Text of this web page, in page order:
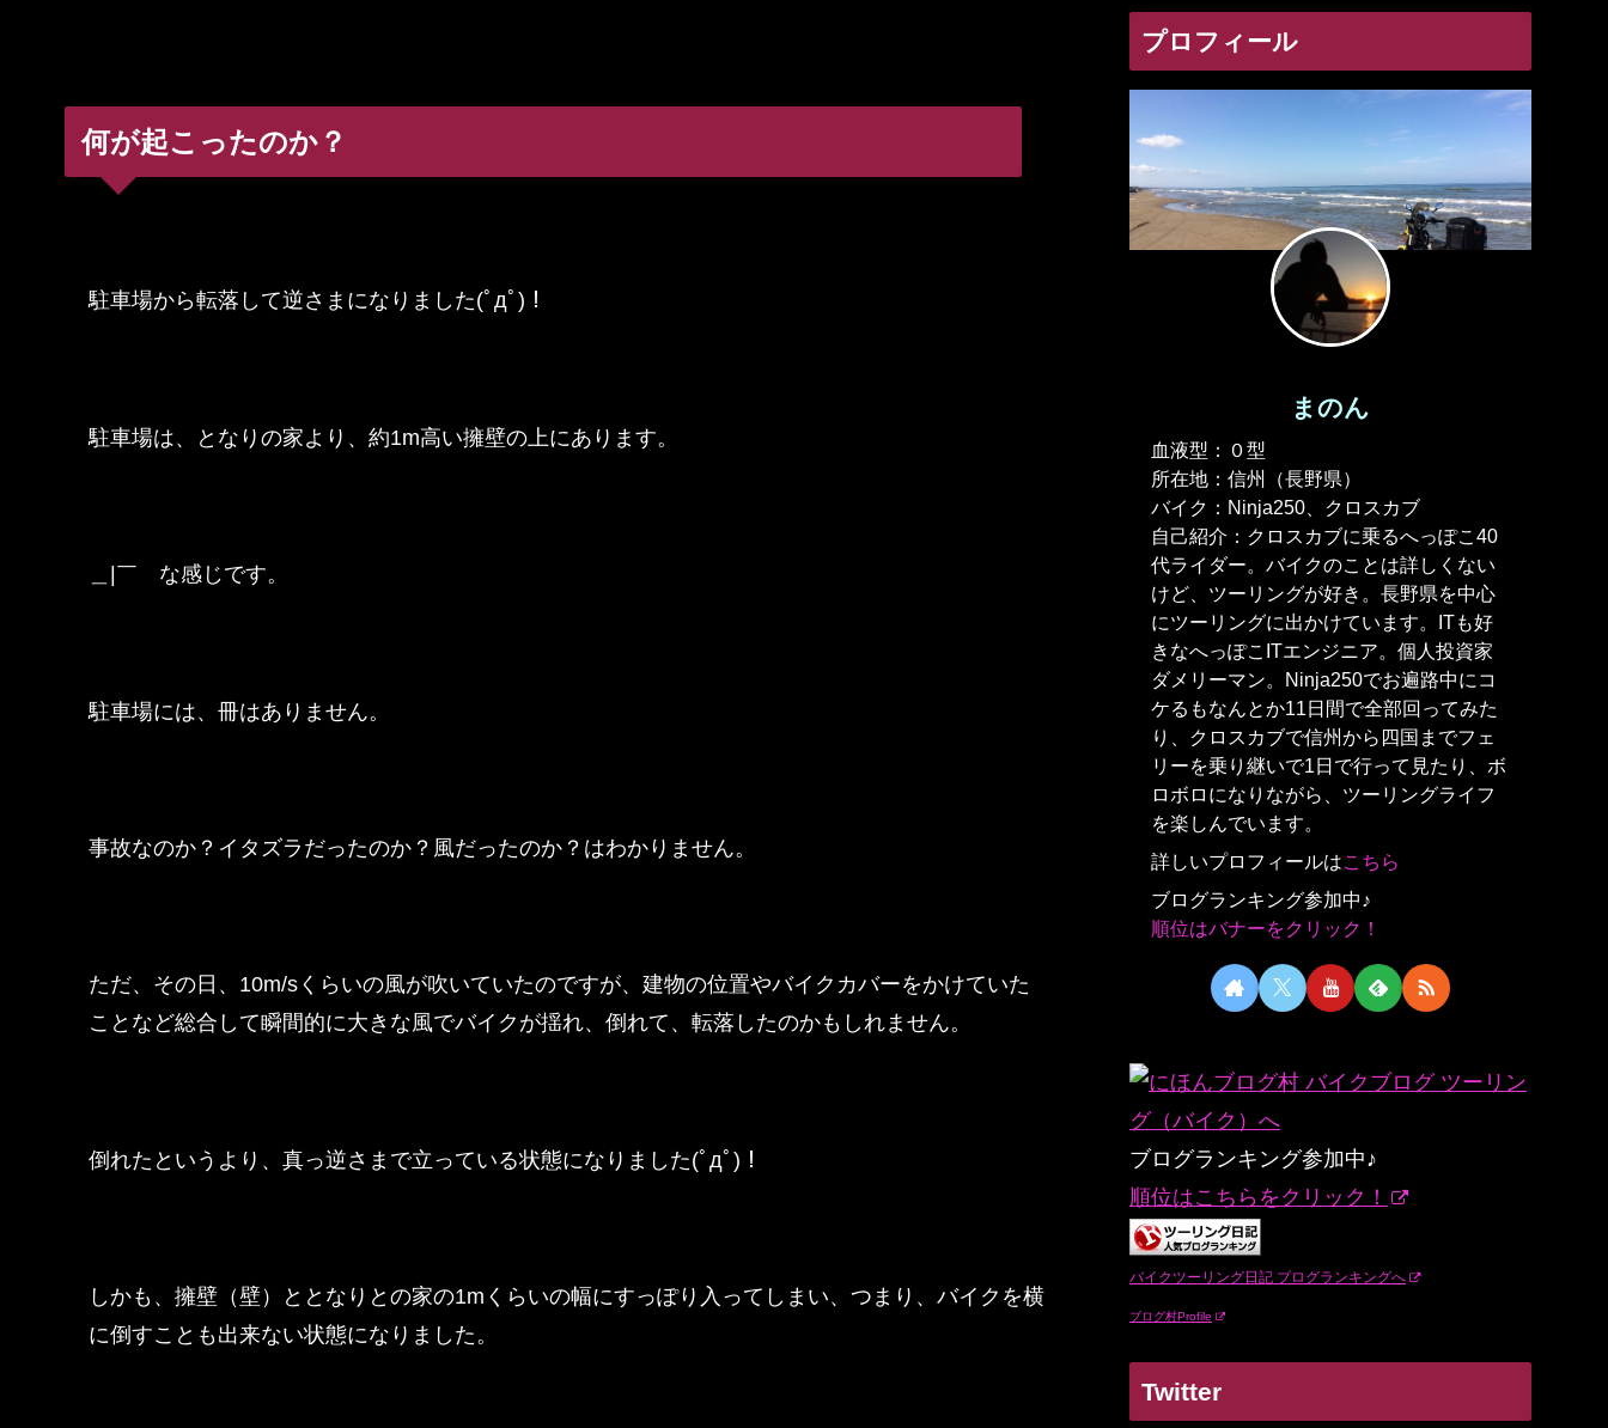
何が起こったのか？
駐車場から転落して逆さまになりました(ﾟдﾟ)！
駐車場は、となりの家より、約1m高い擁壁の上にあります。
＿|￣ な感じです。
駐車場には、冊はありません。
事故なのか？イタズラだったのか？風だったのか？はわかりません。
ただ、その日、10m/sくらいの風が吹いていたのですが、建物の位置やバイクカバーをかけていた
ことなど総合して瞬間的に大きな風でバイクが揺れ、倒れて、転落したのかもしれません。
倒れたというより、真っ逆さまで立っている状態になりました(ﾟдﾟ)！
しかも、擁壁（壁）ととなりとの家の1mくらいの幅にすっぽり入ってしまい、つまり、バイクを横
に倒すことも出来ない状態になりました。
プロフィール
まのん
血液型：０型
所在地：信州（長野県）
バイク：Ninja250、クロスカブ
自己紹介：クロスカブに乗るへっぽこ40
代ライダー。バイクのことは詳しくない
けど、ツーリングが好き。長野県を中心
にツーリングに出かけています。ITも好
きなへっぽこITエンジニア。個人投資家
ダメリーマン。Ninja250でお遍路中にコ
ケるもなんとか11日間で全部回ってみた
り、クロスカブで信州から四国までフェ
リーを乗り継いで1日で行って見たり、ボ
ロボロになりながら、ツーリングライフ
を楽しんでいます。
詳しいプロフィールはこちら
ブログランキング参加中♪
順位はバナーをクリック！
ブログランキング参加中♪
順位はこちらをクリック！
バイクツーリング日記 ブログランキングへ
ブログ村Profile
Twitter